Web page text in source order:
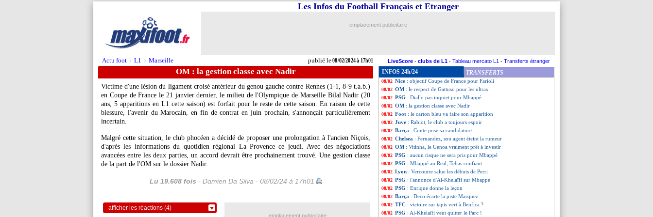
Actu foot > L1 > Marseille publié le08/02/2024 à 17h01
Les Infos du Football Français et Etranger
emplacement publicitaire
LiveScore - clubs de L1 - Tableau mercato L1 - Transferts étranger
OM : la gestion classe avec Nadir
Victime d'une lésion du ligament croisé antérieur du genou gauche contre Rennes (1-1, 8-9 t.a.b.)
en Coupe de France le 21 janvier dernier, le milieu de l'Olympique de Marseille BilalNadir (20
ans, 5 apparitions en L1 cette saison) est forfait pour le reste de cette saison. En raison de cette
blessure, l'avenir du Marocain, en fin de contrat en juin prochain, s'annonçait particulièrement
incertain.
Malgré cette situation, le club phocéen a décidé de proposer une prolongation à l'ancien Niçois,
d'après les informations du quotidien régional La Provence ce jeudi. Avec des négociations
avancées entre les deux parties, un accord devrait être prochainement trouvé. Une gestion classe
de la part de l'OM sur le dossier Nadir.
Lu 19.608 fois - Damien Da Silva - 08/02/24 à 17h01
afficher les réactions (4)
INFOS 24h/24 TRANSFERTS
08/02 CdF: Rouen-Monaco, les compos
08/02 Metz
08/02 OM: Gattuso tacle l'implication de Clauss
08/02 PSG: Ramos savoure son but
08/02 Nice : objectif Coupe de France pour Farioli
08/02 OM : le respect de Gattuso pour les ultras
08/02 PSG : Diallo pas inquiet pour Mbappé
08/02 OM : la gestion classe avec Nadir
08/02 Foot : le carton bleu va faire son apparition
08/02 Juve : Rabiot, le club a toujours espoir
08/02 Barça : Conte pose sa candidature
08/02 Chelsea : Fernandez, son agent éteint la rumeur
08/02 OM : Vitinha, le Genoa vraiment prêt à investir
08/02 PSG : aucun risque ne sera pris pour Mbappé
08/02 PSG : Mbappé au Real, Tebas confiant
08/02 Lyon : Vercoutre salue les débuts de Perri
08/02 PSG : l'annonce d'Al-Khelaïfi sur Mbappé
08/02 PSG : Enrique donne la leçon
08/02 Barça : Deco écarte la piste Marquez
08/02 TFC : victoire sur tapis vert à Benfica ?
08/02 PSG : Al-Khelaïfi veut quitter le Parc !
emplacement publicitaire